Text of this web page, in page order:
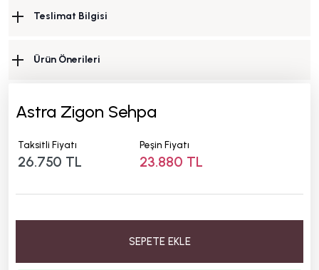
Teslimat Bilgisi
Ürün Önerileri
Astra Zigon Sehpa
Taksitli Fiyatı
26.750 TL
Peşin Fiyatı
23.880 TL
SEPETE EKLE